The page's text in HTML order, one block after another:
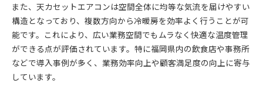
また、天カセットエアコンは空間全体に均等な気流を届けやすい
構造となっており、複数方向から冷暖房を効率よく行うことが可
能です。これにより、広い業務空間でもムラなく快適な温度管理
ができる点が評価されています。特に福岡県内の飲食店や事務所
などで導入事例が多く、業務効率向上や顧客満足度の向上に寄与
しています。